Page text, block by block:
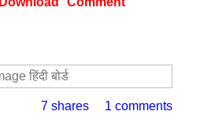
1 comments
7 shares